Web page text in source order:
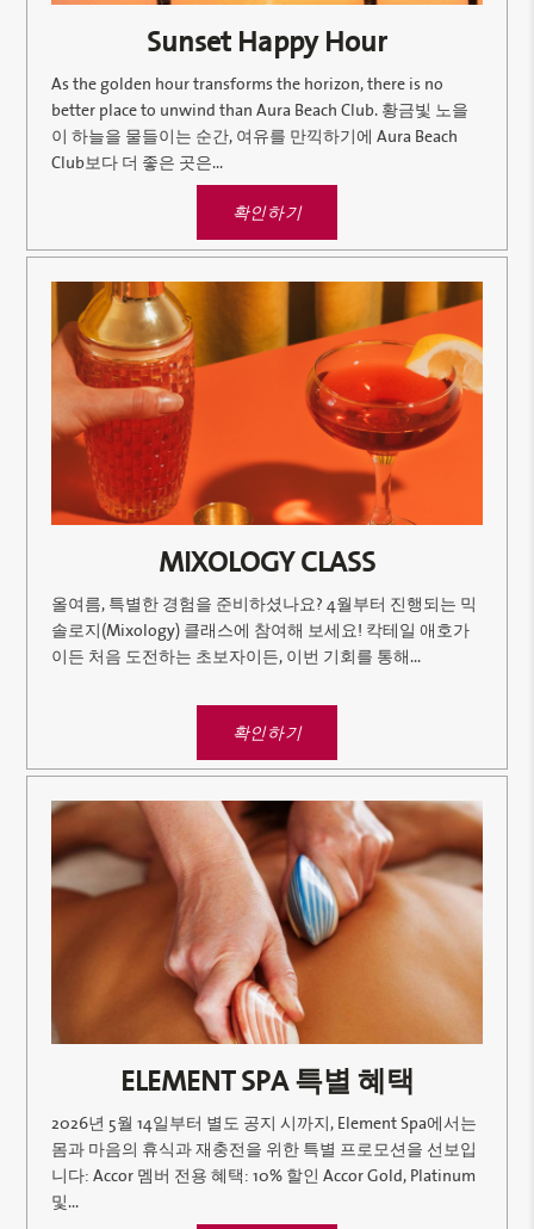
Sunset Happy Hour
As the golden hour transforms the horizon, there is no
better place to unwind than Aura Beach Club. 황금빛 노을
이 하늘을 물들이는 순간, 여유를 만끽하기에 Aura Beach
Club보다 더 좋은 곳은...
확인하기
MIXOLOGY CLASS
올여름, 특별한 경험을 준비하셨나요? 4월부터 진행되는 믹
솔로지(Mixology) 클래스에 참여해 보세요! 칵테일 애호가
이든 처음 도전하는 초보자이든, 이번 기회를 통해...
확인하기
ELEMENT SPA 특별 혜택
2026년 5월 14일부터 별도 공지 시까지, Element Spa에서는
몸과 마음의 휴식과 재충전을 위한 특별 프로모션을 선보입
니다: Accor 멤버 전용 혜택: 10% 할인 Accor Gold, Platinum
및...